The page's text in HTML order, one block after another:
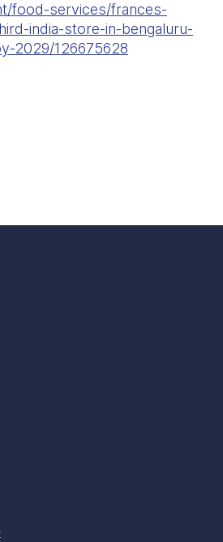
food-services/frances-
india-store-in-bengaluru-
2029/126675628